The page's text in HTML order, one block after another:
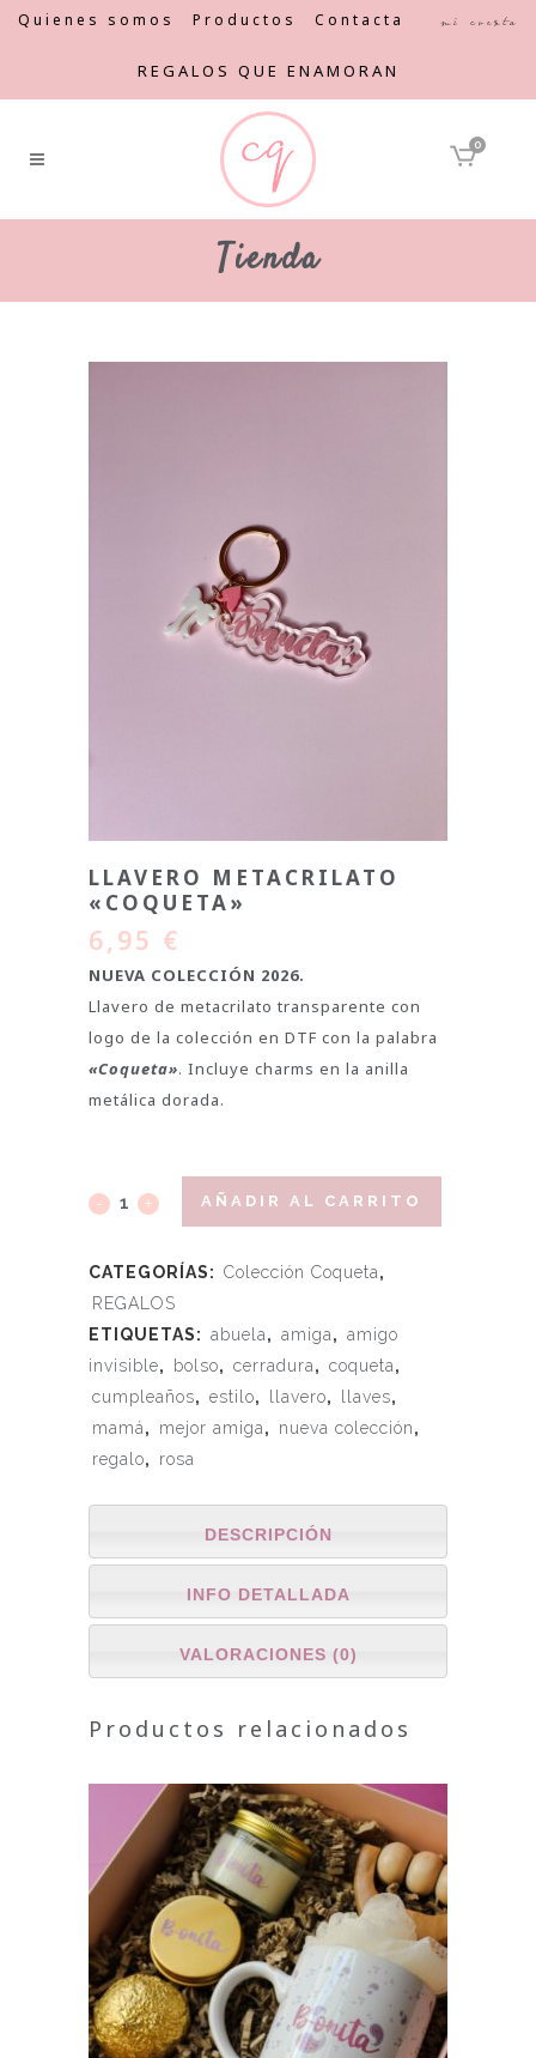
Quienes somos Productos Contacta Mi cuenta
REGALOS QUE ENAMORAN
0
Tienda
LLAVERO METACRILATO
«COQUETA»
6,95 €
NUEVA COLECCIÓN 2026.
Llavero de metacrilato transparente con
logo de la colección en DTF con la palabra
«Coqueta». Incluye charms en la anilla
metálica dorada.
AÑADIR AL CARRITO
CATEGORÍAS: Colección Coqueta,
REGALOS
ETIQUETAS: abuela, amiga, amigo
invisible, bolso, cerradura, coqueta,
cumpleaños, estilo, llavero, llaves,
mamá, mejor amiga, nueva colección,
regalo, rosa
DESCRIPCIÓN
INFO DETALLADA
VALORACIONES (0)
Productos relacionados